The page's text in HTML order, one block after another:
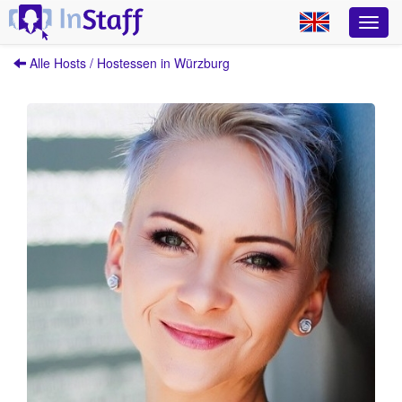
Alle Hosts / Hostessen in Würzburg